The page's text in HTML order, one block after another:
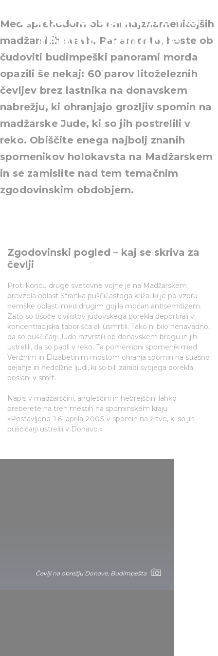
Donave: spomini na
temno obdobje
Med sprehodom ob eni najznamenitejših
madžarskih stavb, Parlamentu, boste ob
čudoviti budimpeški panorami morda
opazili še nekaj: 60 parov litoželeznih
čevljev brez lastnika na donavskem
nabrežju, ki ohranjajo grozljiv spomin na
madžarske Jude, ki so jih postrelili v
reko. Obiščite enega najbolj znanih
spomenikov holokavsta na Madžarskem
in se zamislite nad tem temačnim
zgodovinskim obdobjem.
Zgodovinski pogled – kaj se skriva za
čevlji
Proti koncu druge svetovne vojne je na Madžarskem
prevzela oblast Stranka puščičastega križa, ki je po vzoru
nemške oblasti med drugim gojila močan antisemitizem.
Zato so tisoče civilistov judovskega porekla deportirali v
koncentracijska taborišča ali usmrtili. Tako ni bilo nenavadno,
da so puščičarji Jude razvrstili ob donavskem bregu in jih
ustrelili, da so padli v reko. Ta pomembni spomenik med
Verižnim in Elizabetinim mostom ohranja spomin na strašno
dejanje in nedolžne ljudi, ki so bili zaradi svojega porekla
poslani v smrt.
Napis v madžarščini, angleščini in hebrejščini lahko
preberete na treh mestih na spominskem kraju:
»Postavljeno 16. aprila 2005 v spomin na žrtve, ki so jih
puščičarji ustrelili v Donavo.«
Čevlji na obrežju Donave, Budimpešta